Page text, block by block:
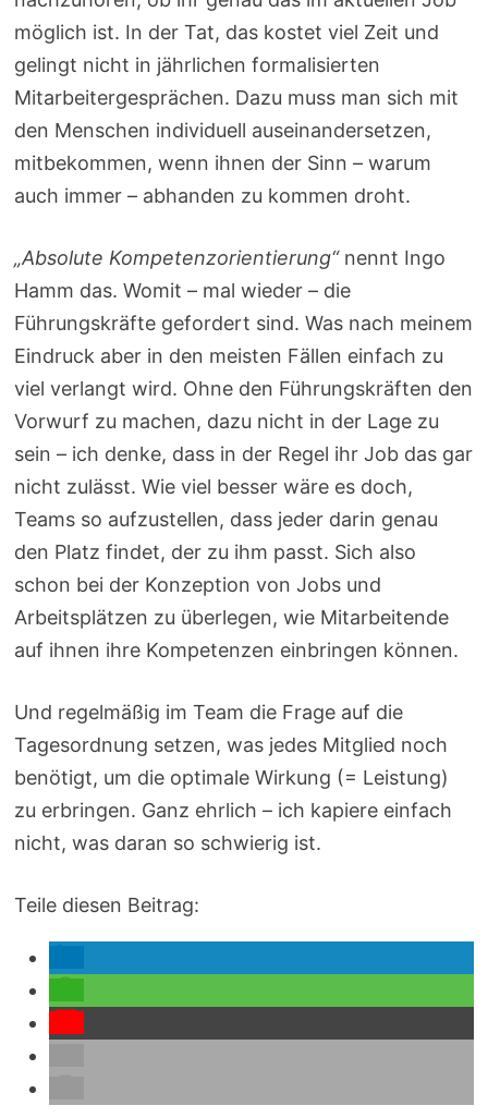
möglich ist. In der Tat, das kostet viel Zeit und
gelingt nicht in jährlichen formalisierten
Mitarbeitergesprächen. Dazu muss man sich mit
den Menschen individuell auseinandersetzen,
mitbekommen, wenn ihnen der Sinn – warum
auch immer – abhanden zu kommen droht.
„Absolute Kompetenzorientierung“nennt Ingo
Hamm das. Womit – mal wieder – die
Führungskräfte gefordert sind. Was nach meinem
Eindruck aber in den meisten Fällen einfach zu
viel verlangt wird. Ohne den Führungskräften den
Vorwurf zu machen, dazu nicht in der Lage zu
sein – ich denke, dass in der Regel ihr Job das gar
nicht zulässt. Wie viel besser wäre es doch,
Teams so aufzustellen, dass jeder darin genau
den Platz findet, der zu ihm passt. Sich also
schon bei der Konzeption von Jobs und
Arbeitsplätzen zu überlegen, wie Mitarbeitende
auf ihnen ihre Kompetenzen einbringen können.
Und regelmäßig im Team die Frage auf die
Tagesordnung setzen, was jedes Mitglied noch
benötigt, um die optimale Wirkung (= Leistung)
zu erbringen. Ganz ehrlich – ich kapiere einfach
nicht, was daran so schwierig ist.
Teile diesen Beitrag: